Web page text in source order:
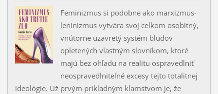
Feminizmus si podobne ako marxizmus-
leninizmus vytvára svoj celkom osobitný,
vnútorne uzavretý systém bludov
opletených vlastným slovníkom, ktoré
majú bez ohľadu na realitu ospravedlniť
neospravedlniteľné excesy tejto totalitnej
ideológie. Už prvým príkladným klamstvom je, že